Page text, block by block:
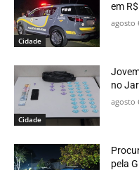
Cidade
em
agosto
Cidade
no
agosto
pela